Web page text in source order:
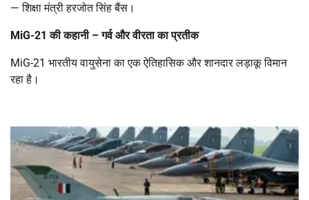
— शिक्षा मंत्री हरजोत सिंह बैंस।
MiG-21की कहानी –गर्व और वीरता का प्रतीक
MiG-21 भारतीय वायुसेना का एक ऐतिहासिक और शानदार लड़ाकू विमान
रहा है।